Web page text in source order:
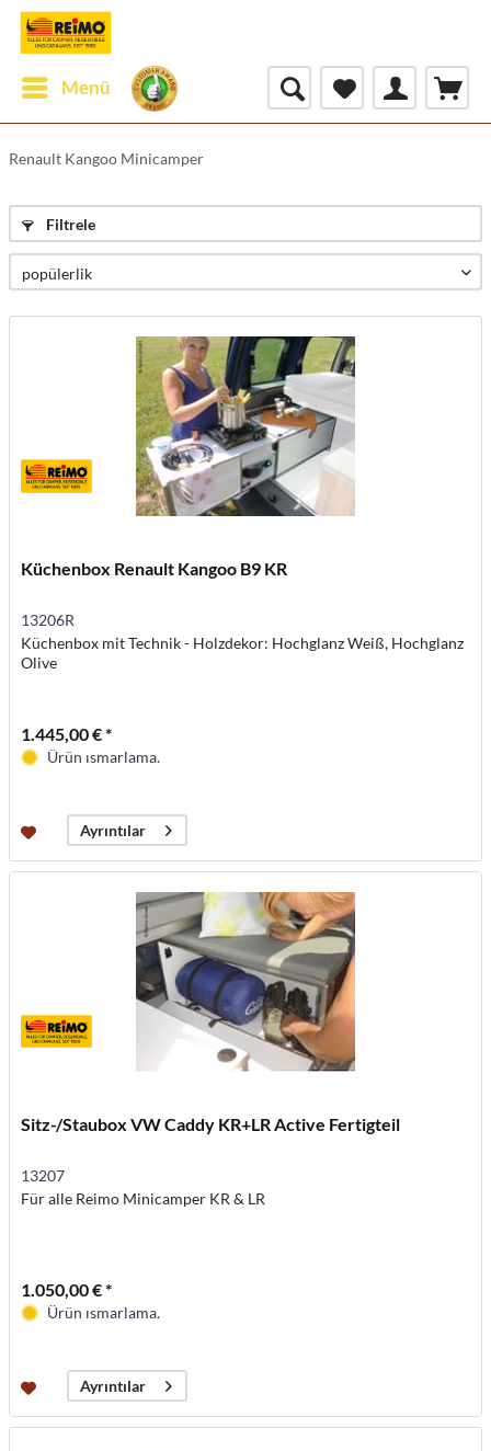
Menü
Renault Kangoo Minicamper
Filtrele
Küchenbox Renault Kangoo B9 KR
13206R
Küchenbox mit Technik - Holzdekor: Hochglanz Weiß, Hochglanz
Olive
1.445,00 € *
Ürün ısmarlama.
Ayrıntılar
Sitz-/Staubox VW Caddy KR+LR Active Fertigteil
13207
Für alle Reimo Minicamper KR & LR
1.050,00 € *
Ürün ısmarlama.
Ayrıntılar